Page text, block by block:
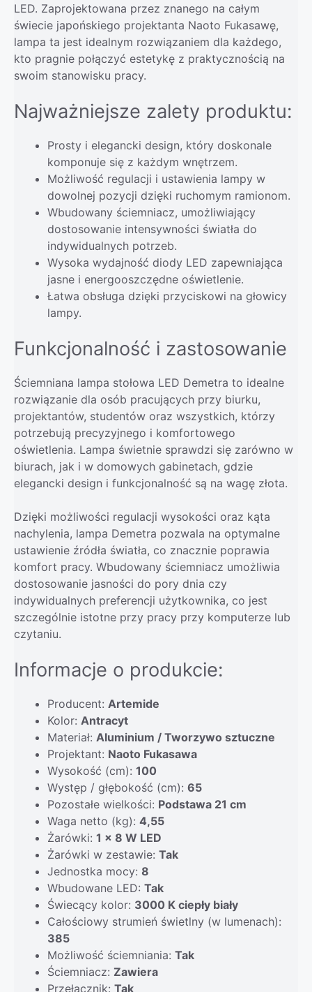
LED. Zaprojektowana przez znanego na całym
świecie japońskiego projektanta Naoto Fukasawę,
lampa ta jest idealnym rozwiązaniem dla każdego,
kto pragnie połączyć estetykę z praktycznością na
swoim stanowisku pracy.
Najważniejsze zalety produktu:
Prosty i elegancki design, który doskonale
komponuje się z każdym wnętrzem.
Możliwość regulacji i ustawienia lampy w
dowolnej pozycji dzięki ruchomym ramionom.
Wbudowany ściemniacz, umożliwiający
dostosowanie intensywności światła do
indywidualnych potrzeb.
Wysoka wydajność diody LED zapewniająca
jasne i energooszczędne oświetlenie.
Łatwa obsługa dzięki przyciskowi na głowicy
lampy.
Funkcjonalność i zastosowanie
Ściemniana lampa stołowa LED Demetra to idealne
rozwiązanie dla osób pracujących przy biurku,
projektantów, studentów oraz wszystkich, którzy
potrzebują precyzyjnego i komfortowego
oświetlenia. Lampa świetnie sprawdzi się zarówno w
biurach, jak i w domowych gabinetach, gdzie
elegancki design i funkcjonalność są na wagę złota.
Dzięki możliwości regulacji wysokości oraz kąta
nachylenia, lampa Demetra pozwala na optymalne
ustawienie źródła światła, co znacznie poprawia
komfort pracy. Wbudowany ściemniacz umożliwia
dostosowanie jasności do pory dnia czy
indywidualnych preferencji użytkownika, co jest
szczególnie istotne przy pracy przy komputerze lub
czytaniu.
Informacje o produkcie:
Producent: Artemide
Kolor: Antracyt
Materiał: Aluminium / Tworzywo sztuczne
Projektant: Naoto Fukasawa
Wysokość (cm): 100
Występ / głębokość (cm): 65
Pozostałe wielkości: Podstawa 21 cm
Waga netto (kg): 4,55
Żarówki: 1 x 8 W LED
Żarówki w zestawie: Tak
Jednostka mocy: 8
Wbudowane LED: Tak
Świecący kolor: 3000 K ciepły biały
Całościowy strumień świetlny (w lumenach):
385
Możliwość ściemniania: Tak
Ściemniacz: Zawiera
Przełącznik: Tak